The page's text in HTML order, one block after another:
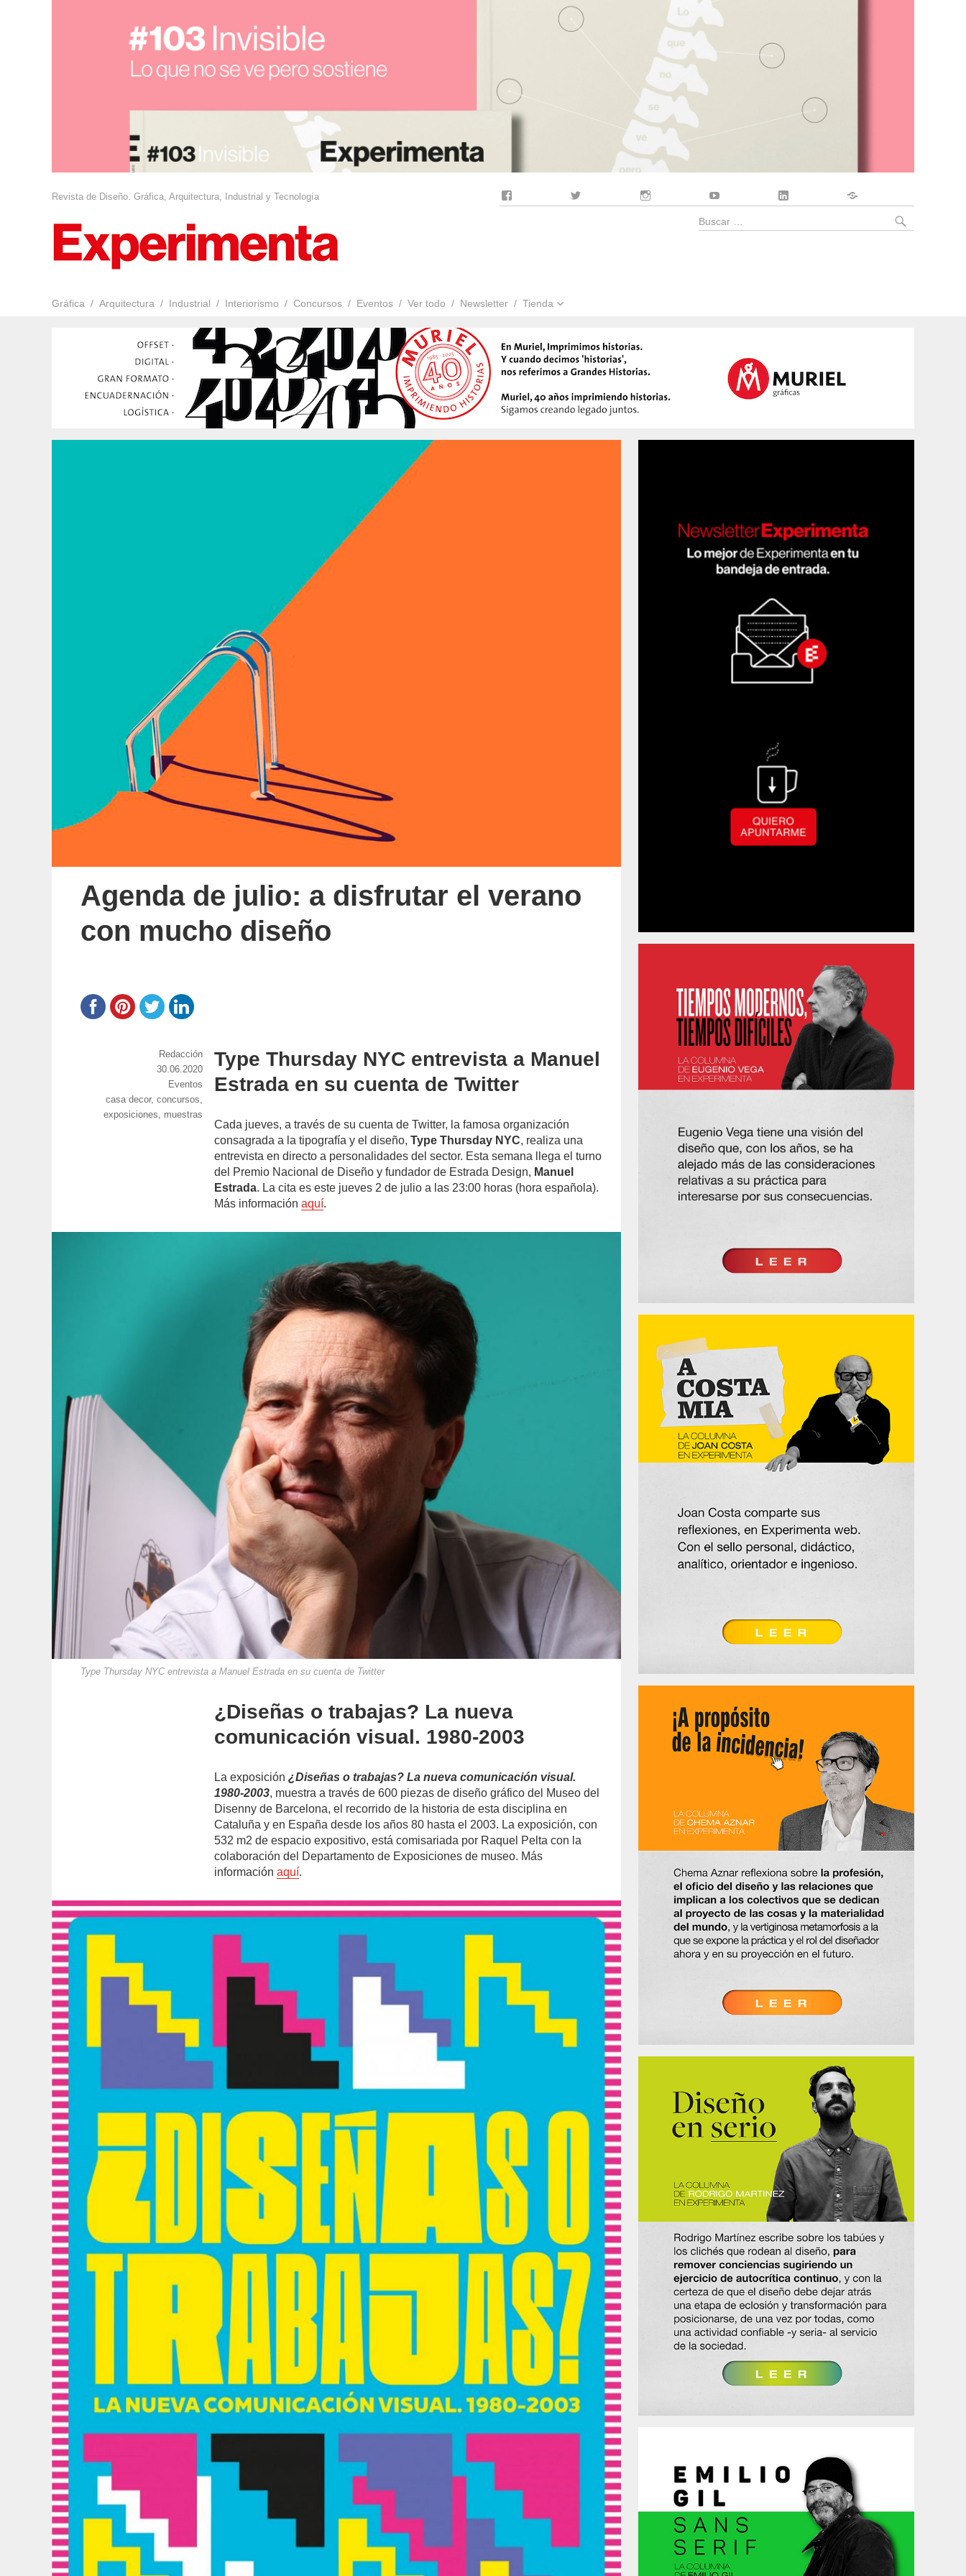
Revista de Diseño. Gráfica, Arquitectura, Industrial y Tecnología
Gráfica Arquitectura Industrial Interiorismo Concursos Eventos Ver todo Newsletter Tienda
Buscar
Agenda de julio: a disfrutar el verano
con mucho diseño
Type Thursday NYC entrevista a Manuel
Estrada en su cuenta de Twitter
Cada jueves, a través de su cuenta de Twitter, la famosa organización
consagrada a la tipografía y el diseño,Type Thursday NYC, realiza una
entrevista en directo a personalidades del sector. Esta semana llega el turno
del Premio Nacional de Diseño y fundador de Estrada Design, Manuel
Estrada. La cita es este jueves 2 de julio a las 23:00 horas (hora española).
Más informaciónaquí.
Type Thursday NYC entrevista a Manuel Estrada en su cuenta de Twitter
¿Diseñas o trabajas? La nueva
comunicación visual. 1980-2003
La exposición¿Diseñas o trabajas? La nueva comunicación visual.
1980-2003, muestra a través de 600 piezas de diseño gráfico del Museo del
Disenny de Barcelona, el recorrido de la historia de esta disciplina en
Cataluña y en España desde los años 80 hasta el 2003. La exposición, con
532 m2 de espacio expositivo, está comisariada por Raquel Pelta con la
colaboración del Departamento de Exposiciones de museo. Más
informaciónaquí.
https://www.experimenta.es/author/redaccion/
Redacción
Publicado
30.06.2020
Categorías
Eventos
Etiquetas
casa decor,concursos
exposiciones
muestras